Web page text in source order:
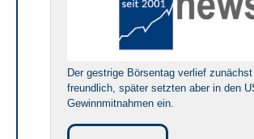
Der gestrige Börsentag verlief zunächst
freundlich, später setzten aber in den
Gewinnmitnahmen ein.